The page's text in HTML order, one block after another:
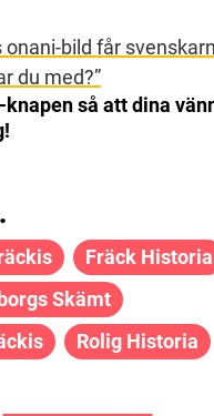
onani-bild får
du med?”
knapen så att dina
Fräck Historia
Skämt
Rolig Historia